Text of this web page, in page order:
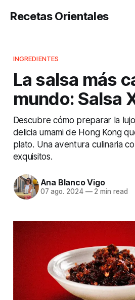
Recetas Orientales
INGREDIENTES
La salsa más
mundo: Salsa
Descubre cómo preparar la
delicia umami de Hong Kong
plato. Una aventura culinaria
exquisitos.
Ana Blanco Vigo
07 ago. 2024 —2 min read